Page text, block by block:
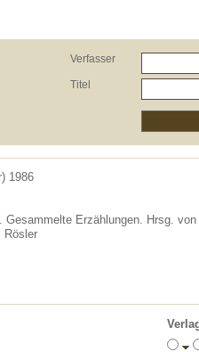
Verfasser
Titel
1986
Gesammelte Erzählungen. Hrsg.
Rösler